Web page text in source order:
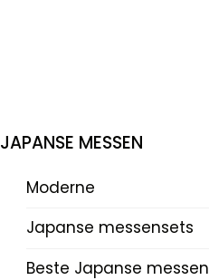
JAPANSE MESSEN
Moderne
Japanse messensets
Beste Japanse messen